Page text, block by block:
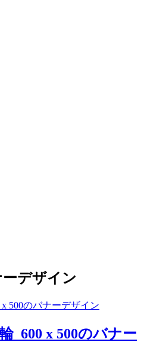
デザイン
_600 x 500のバナー